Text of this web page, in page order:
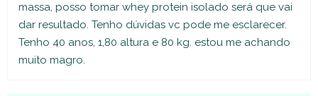
massa, posso tomar whey protein isolado será que vai
dar resultado. Tenho dúvidas vc pode me esclarecer.
Tenho 40 anos, 1,80 altura e 80 kg. estou me achando
muito magro.